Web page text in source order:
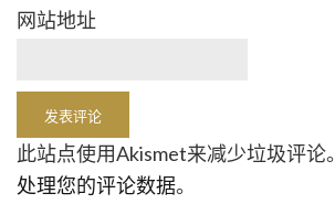
网站地址
此站点使用Akismet来减少垃圾评论。
处理您的评论数据。